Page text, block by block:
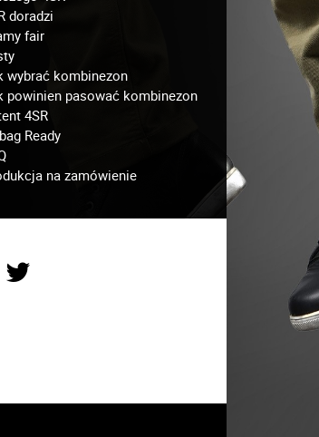
doradzi
fair
wybrać kombinezon
powinien pasować kombinezon
4SR
Ready
na zamówienie